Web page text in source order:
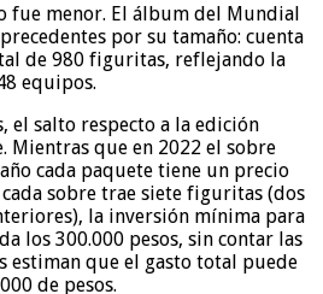
fue menor. El álbum del Mundial
por su tamaño: cuenta
de 980 figuritas, reflejando la
equipos.
el salto respecto a la edición
Mientras que en 2022 el sobre
cada paquete tiene un precio
sobre trae siete figuritas (dos
la inversión mínima para
los 300.000 pesos, sin contar las
estiman que el gasto total puede
de pesos.